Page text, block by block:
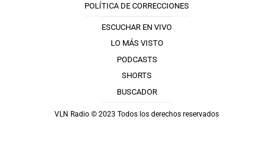
POLÍTICA DE CORRECCIONES
ESCUCHAR EN VIVO
LO MÁS VISTO
PODCASTS
SHORTS
BUSCADOR
VLN Radio © 2023 Todos los derechos reservados